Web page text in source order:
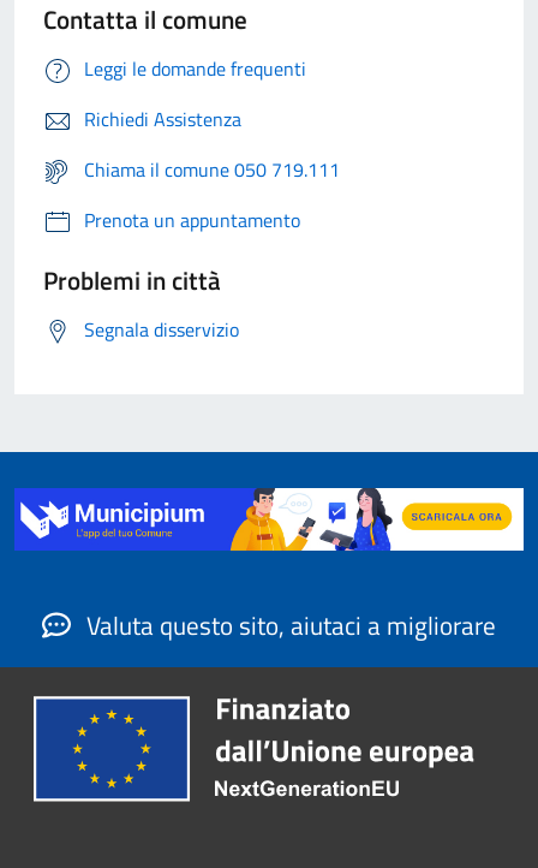
Contatta il comune
Leggi le domande frequenti
Richiedi Assistenza
Chiama il comune 050 719.111
Prenota un appuntamento
Problemi in città
Segnala disservizio
Valuta questo sito, aiutaci a migliorare